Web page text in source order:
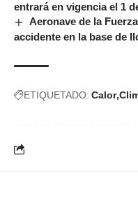
entrará en vigencia el 1
Aeronave de la
accidente en la base de
ETIQUETADO: Calor